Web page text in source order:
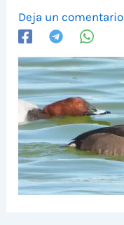
Deja un comentario